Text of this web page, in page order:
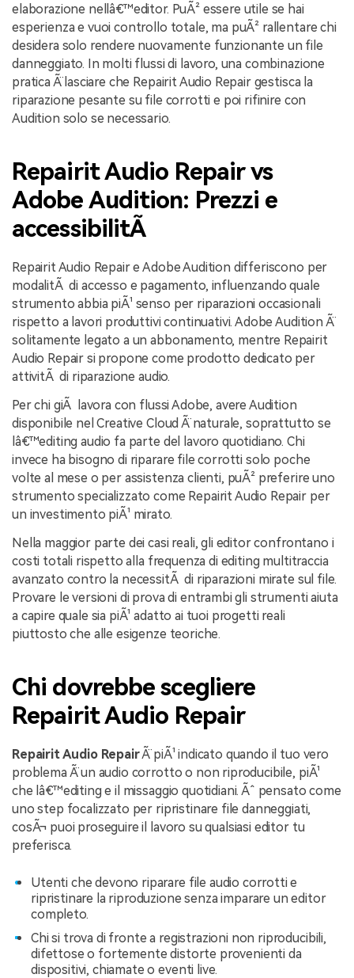
elaborazione nellâ€™editor. PuÃ² essere utile se hai
esperienza e vuoi controllo totale, ma puÃ² rallentare chi
desidera solo rendere nuovamente funzionante un file
danneggiato. In molti flussi di lavoro, una combinazione
pratica Ã¨ lasciare che Repairit Audio Repair gestisca la
riparazione pesante su file corrotti e poi rifinire con
Audition solo se necessario.
Repairit Audio Repair vs
Adobe Audition: Prezzi e
accessibilitÃ
Repairit Audio Repair e Adobe Audition differiscono per
modalitÃ di accesso e pagamento, influenzando quale
strumento abbia piÃ¹ senso per riparazioni occasionali
rispetto a lavori produttivi continuativi. Adobe Audition Ã¨
solitamente legato a un abbonamento, mentre Repairit
Audio Repair si propone come prodotto dedicato per
attivitÃ di riparazione audio.
Per chi giÃ lavora con flussi Adobe, avere Audition
disponibile nel Creative Cloud Ã¨ naturale, soprattutto se
lâ€™editing audio fa parte del lavoro quotidiano. Chi
invece ha bisogno di riparare file corrotti solo poche
volte al mese o per assistenza clienti, puÃ² preferire uno
strumento specializzato come Repairit Audio Repair per
un investimento piÃ¹ mirato.
Nella maggior parte dei casi reali, gli editor confrontano i
costi totali rispetto alla frequenza di editing multitraccia
avanzato contro la necessitÃ di riparazioni mirate sul file.
Provare le versioni di prova di entrambi gli strumenti aiuta
a capire quale sia piÃ¹ adatto ai tuoi progetti reali
piuttosto che alle esigenze teoriche.
Chi dovrebbe scegliere
Repairit Audio Repair
Repairit Audio RepairÃ¨ piÃ¹ indicato quando il tuo vero
problema Ã¨ un audio corrotto o non riproducibile, piÃ¹
che lâ€™editing e il missaggio quotidiani. Ãˆ pensato come
uno step focalizzato per ripristinare file danneggiati,
cosÃ¬ puoi proseguire il lavoro su qualsiasi editor tu
preferisca.
Utenti che devono riparare file audio corrotti e
ripristinare la riproduzione senza imparare un editor
completo.
Chi si trova di fronte a registrazioni non riproducibili,
difettose o fortemente distorte provenienti da
dispositivi, chiamate o eventi live.